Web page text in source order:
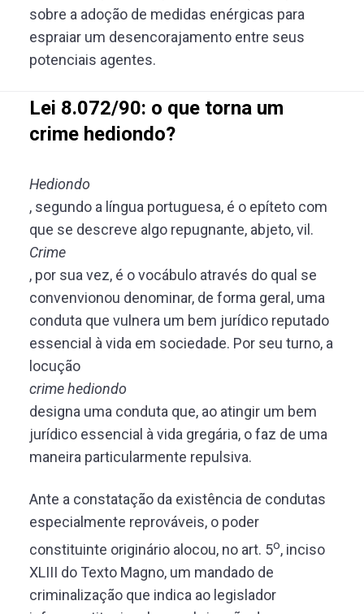
sobre a adoção de medidas enérgicas para
espraiar um desencorajamento entre seus
potenciais agentes.
Lei 8.072/90: o que torna um
crime hediondo?
Hediondo
, segundo a língua portuguesa, é o epíteto com
que se descreve algo repugnante, abjeto, vil.
Crime
, por sua vez, é o vocábulo através do qual se
convenvionou denominar, de forma geral, uma
conduta que vulnera um bem jurídico reputado
essencial à vida em sociedade. Por seu turno, a
locução
crime hediondo
designa uma conduta que, ao atingir um bem
jurídico essencial à vida gregária, o faz de uma
maneira particularmente repulsiva.
Ante a constatação da existência de condutas
especialmente reprováveis, o poder
constituinte originário alocou, no art. 5o, inciso
XLIII do Texto Magno, um mandado de
criminalização que indica ao legislador